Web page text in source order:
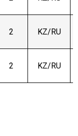
2 KZ/RU
2 KZ/RU